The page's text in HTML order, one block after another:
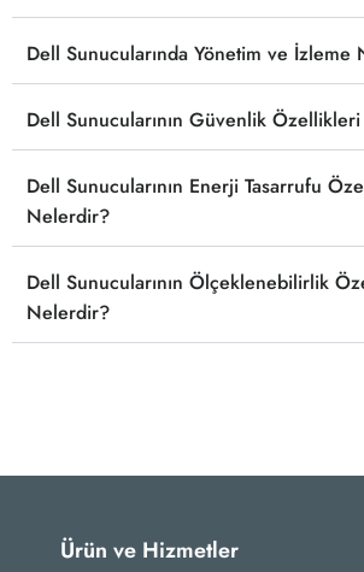
Dell Sunucularında Yönetim ve İzleme
Dell Sunucularının Güvenlik
Dell Sunucularının Enerji Tasarrufu
Nelerdir?
Dell Sunucularının Ölçeklenebilirlik
Nelerdir?
Ürün ve Hizmetler